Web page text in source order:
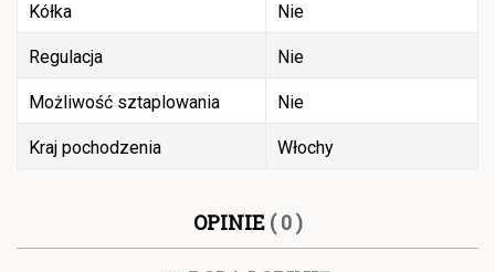
Kółka Nie
Regulacja Nie
Możliwość sztaplowania Nie
Kraj pochodzenia Włochy
OPINIE ( 0 )